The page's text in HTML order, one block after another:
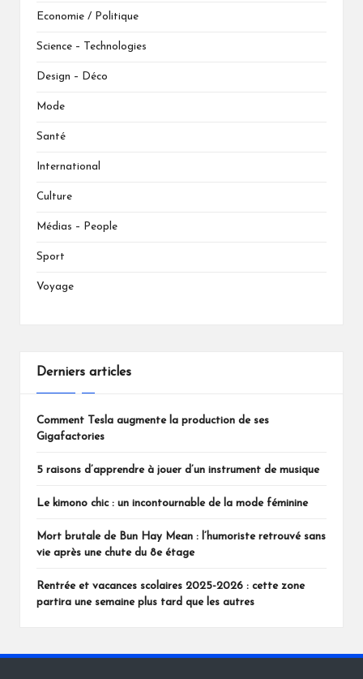
Economie / Politique
Science – Technologies
Design – Déco
Mode
Santé
International
Culture
Médias – People
Sport
Voyage
Derniers articles
Comment Tesla augmente la production de ses
Gigafactories
5 raisons d’apprendre à jouer d’un instrument de musique
Le kimono chic : un incontournable de la mode féminine
Mort brutale de Bun Hay Mean : l’humoriste retrouvé sans
vie après une chute du 8e étage
Rentrée et vacances scolaires 2025-2026 : cette zone
partira une semaine plus tard que les autres